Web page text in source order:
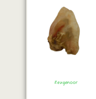
Zeugenoor